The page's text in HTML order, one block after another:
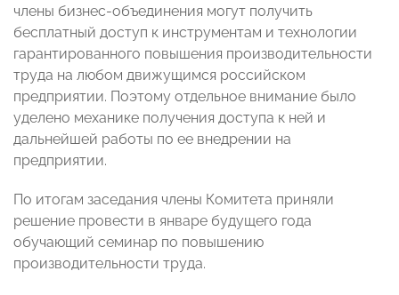
члены бизнес-объединения могут получить
бесплатный доступ к инструментам и технологии
гарантированного повышения производительности
труда на любом движущимся российском
предприятии. Поэтому отдельное внимание было
уделено механике получения доступа к ней и
дальнейшей работы по ее внедрении на
предприятии.
По итогам заседания члены Комитета приняли
решение провести в январе будущего года
обучающий семинар по повышению
производительности труда.